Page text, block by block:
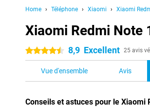
Home Téléphone Xiaomi Xiaomi
Xiaomi Redmi Note
4.5 étoiles 8,9 Excellent 25 avis
Vue d'ensemble Avis
Conseils et astuces pour le Xiaomi